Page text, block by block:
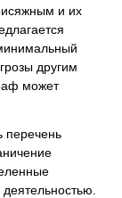
и их
другим
может
перечень